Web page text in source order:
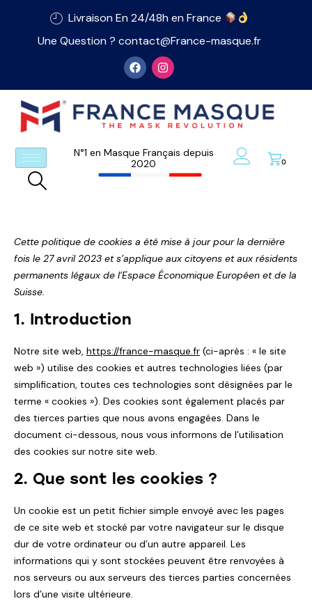
Livraison En 24/48h en France
Une Question ? contact@France-masque.fr
N°1 en Masque Français depuis
2020
0
Cette politique de cookies a été mise à jour pour la dernière
fois le 27 avril 2023 et s’applique aux citoyens et aux résidents
permanents légaux de l’Espace Économique Européen et de la
Suisse.
1. Introduction
Notre site web, https://france-masque.fr (ci-après : « le site
web ») utilise des cookies et autres technologies liées (par
simplification, toutes ces technologies sont désignées par le
terme « cookies »). Des cookies sont également placés par
des tierces parties que nous avons engagées. Dans le
document ci-dessous, nous vous informons de l’utilisation
des cookies sur notre site web.
2. Que sont les cookies ?
Un cookie est un petit fichier simple envoyé avec les pages
de ce site web et stocké par votre navigateur sur le disque
dur de votre ordinateur ou d’un autre appareil. Les
informations qui y sont stockées peuvent être renvoyées à
nos serveurs ou aux serveurs des tierces parties concernées
lors d’une visite ultérieure.